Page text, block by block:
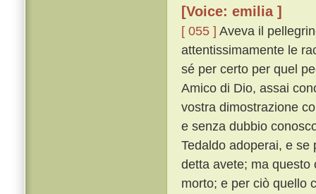
[Voice: emilia ]
[ 055 ] Aveva il
attentissimamente le
sé per certo per quel
Amico di Dio, assai
vostra dimostrazione
e senza dubbio
Tedaldo adoperai, e
detta avete; ma questo
morto; e per ciò quello